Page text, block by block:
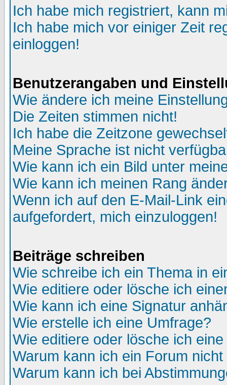
Ich habe mich registriert, kann
Ich habe mich vor einiger Zeit
einloggen!
Benutzerangaben und
Wie ändere ich meine
Die Zeiten stimmen nicht!
Ich habe die Zeitzone
Meine Sprache ist nicht
Wie kann ich ein Bild unter
Wie kann ich meinen Rang
Wenn ich auf den E-Mail-Link
aufgefordert, mich einzuloggen!
Beiträge schreiben
Wie schreibe ich ein Thema in
Wie editiere oder lösche ich
Wie kann ich eine Signatur
Wie erstelle ich eine Umfrage?
Wie editiere oder lösche ich
Warum kann ich ein Forum
Warum kann ich bei